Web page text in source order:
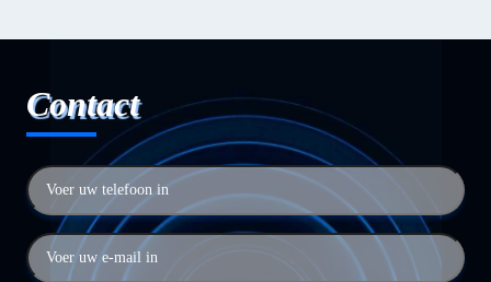
Contact